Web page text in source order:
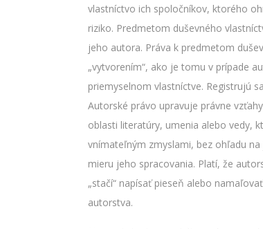
vlastníctvo ich spoločníkov, ktorého
riziko. Predmetom duševného
jeho autora. Práva k predmetom
„vytvorením“, ako je tomu v prípade
priemyselnom vlastníctve. Registrujú
Autorské právo upravuje právne
oblasti literatúry, umenia alebo vedy,
vnímateľným zmyslami, bez ohľadu
mieru jeho spracovania. Platí, že
„stačí“ napísať pieseň alebo
autorstva.